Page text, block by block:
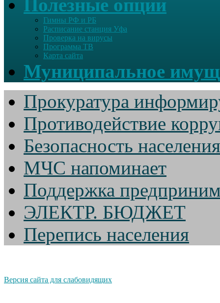
Полезные опции
Гимны РФ и РБ
Расписание станция Уфа
Проверка на вирусы
Программа ТВ
Карта сайта
Муниципальное
Прокуратура
Противодействие
Безопасность населения
МЧС напоминает
Поддержка
ЭЛЕКТР. БЮДЖЕТ
Перепись населения
Версия сайта для слабовидящих